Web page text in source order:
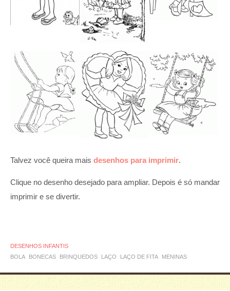
Talvez você queira mais desenhos para imprimir.
Clique no desenho desejado para ampliar. Depois é só mandar
imprimir e se divertir.
DESENHOS INFANTIS
BOLA
BONECAS BRINQUEDOS LAÇO LAÇO DE FITA MENINAS